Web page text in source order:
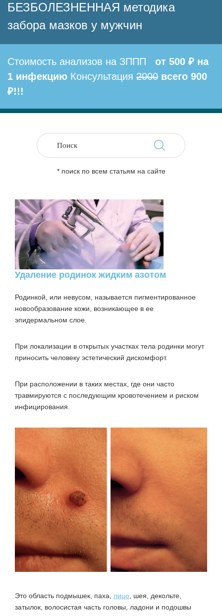
БЕЗБОЛЕЗНЕННАЯ методика
забора мазков у мужчин
Стоимость анализов на ЗППП
от 500 ₽ на
1 инфекцию Консультация 2000 всего 900
₽!!!
* поиск по всем статьям на сайте
Удаление родинок жидким азотом
Родинкой, или невусом, называется пигментированное
новообразование кожи, возникающее в ее
эпидермальном слое.
При локализации в открытых участках тела родинки могут
приносить человеку эстетический дискомфорт.
При расположении в таких местах, где они часто
травмируются с последующим кровотечением и риском
инфицирования.
Это область подмышек, паха, лицо , шея, декольте,
затылок, волосистая часть головы, ладони и подошвы